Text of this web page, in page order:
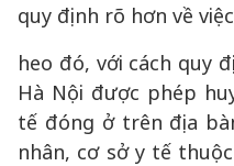
quy định rõ hơn về
heo đó, với cách quy
Hà Nội được phép
tế đóng ở trên địa
nhân, cơ sở y tế